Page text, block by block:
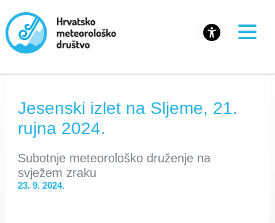
Jesenski izlet na Sljeme, 21.
rujna 2024.
Subotnje meteorološko druženje na
svježem zraku
23. 9. 2024.